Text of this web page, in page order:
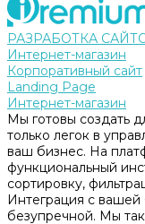
РАЗРАБОТКА
Интернет-магазин
Корпоративный сайт
Landing Page
Интернет-магазин
Мы готовы создать
только легок в
ваш бизнес. На
функциональный
сортировку,
Интеграция с
безупречной. Мы